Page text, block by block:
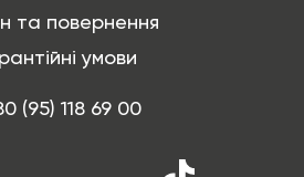
та повернення
умови
(95) 118 69 00